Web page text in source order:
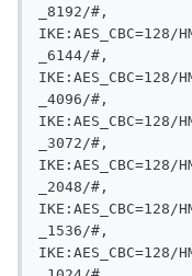
_8192/#,
IKE:AES_CBC=128/
_6144/#,
IKE:AES_CBC=128/
_4096/#,
IKE:AES_CBC=128/
_3072/#,
IKE:AES_CBC=128/
_2048/#,
IKE:AES_CBC=128/
_1536/#,
IKE:AES_CBC=128/